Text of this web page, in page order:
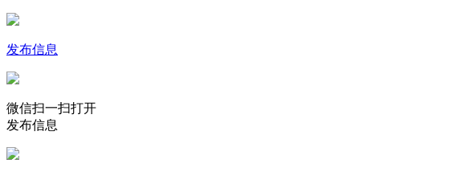
发布信息
微信扫一扫打开
发布信息